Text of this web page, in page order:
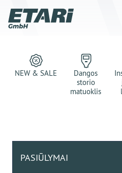
NEW & SALE
Dangos
storio
matuoklis
PASIŪLYMAI